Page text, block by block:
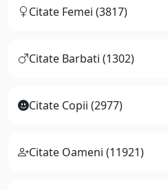
Citate Femei (3817)
Citate Barbati (1302)
Citate Copii (2977)
Citate Oameni (11921)